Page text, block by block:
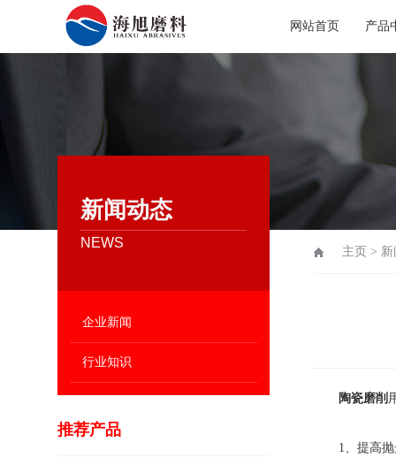
网站首页 产品
新闻动态
NEWS
企业新闻
行业知识
推荐产品
主页 >
陶瓷磨削
1、提高抛光